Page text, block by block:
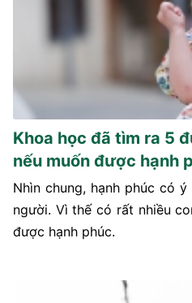
Khoa học đã tìm ra 5
nếu muốn được hạnh
Nhìn chung, hạnh phúc có
người. Vì thế có rất nhiều
được hạnh phúc.